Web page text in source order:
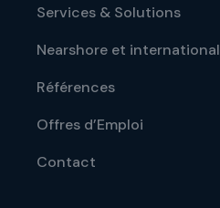
Services & Solutions
Nearshore et international
Références
Offres d’Emploi
Contact